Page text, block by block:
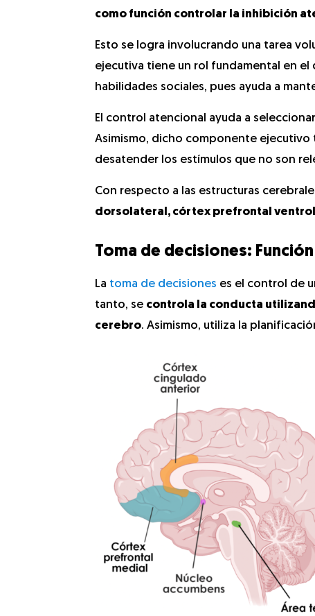
como función controlar la inhibición
Esto se logra involucrando una tarea
ejecutiva tiene un rol fundamental en
habilidades sociales, pues ayuda a
El control atencional ayuda a
Asimismo, dicho componente
desatender los estímulos que no son
Con respecto a las estructuras
dorsolateral, córtex prefrontal
Toma de decisiones:
La toma de decisiones es el control de
tanto, se controla la conducta
cerebro. Asimismo, utiliza la